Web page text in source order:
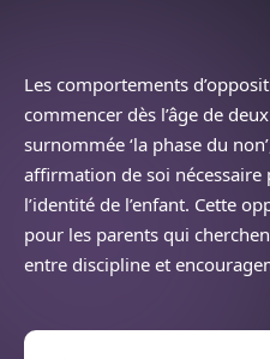
Les comportements
commencer dès l’âge de
surnommée ‘la phase du
affirmation de soi
l’identité de l’enfant. Cette
pour les parents qui
entre discipline et